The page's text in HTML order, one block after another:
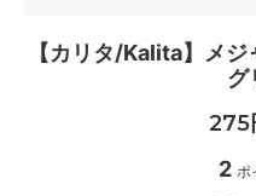
【カリタ/Kalita】メ
グ
275
2 ポ